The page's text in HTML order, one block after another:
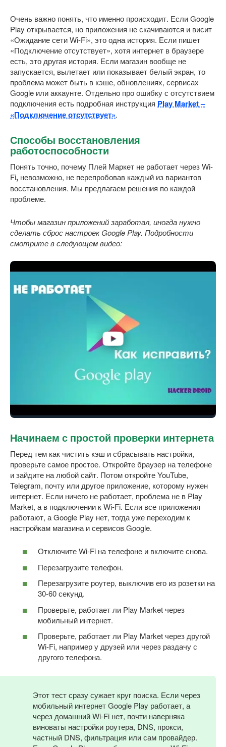
Очень важно понять, что именно происходит. Если Google
Play открывается, но приложения не скачиваются и висит
«Ожидание сети Wi-Fi», это одна история. Если пишет
«Подключение отсутствует», хотя интернет в браузере
есть, это другая история. Если магазин вообще не
запускается, вылетает или показывает белый экран, то
проблема может быть в кэше, обновлениях, сервисах
Google или аккаунте. Отдельно про ошибку с отсутствием
подключения есть подробная инструкция Play Market –
«Подключение отсутствует».
Способы восстановления
работоспособности
Понять точно, почему Плей Маркет не работает через Wi-
Fi, невозможно, не перепробовав каждый из вариантов
восстановления. Мы предлагаем решения по каждой
проблеме.
Чтобы магазин приложений заработал, иногда нужно
сделать сброс настроекGoogle Play. Подробности
смотрите в следующем видео:
Начинаем с простой проверки интернета
Перед тем как чистить кэш и сбрасывать настройки,
проверьте самое простое. Откройте браузер на телефоне
и зайдите на любой сайт. Потом откройте YouTube,
Telegram, почту или другое приложение, которому нужен
интернет. Если ничего не работает, проблема не в Play
Market, а в подключении к Wi-Fi. Если все приложения
работают, а Google Play нет, тогда уже переходим к
настройкам магазина и сервисов Google.
Отключите Wi-Fi на телефоне и включите снова.
Перезагрузите телефон.
Перезагрузите роутер, выключив его из розетки на
30-60 секунд.
Проверьте, работает ли Play Market через
мобильный интернет.
Проверьте, работает ли Play Market через другой
Wi-Fi, например у друзей или через раздачу с
другого телефона.
Этот тест сразу сужает круг поиска. Если через
мобильный интернет Google Play работает, а
через домашний Wi-Fi нет, почти наверняка
виноваты настройки роутера, DNS, прокси,
частный DNS, фильтрация или сам провайдер.